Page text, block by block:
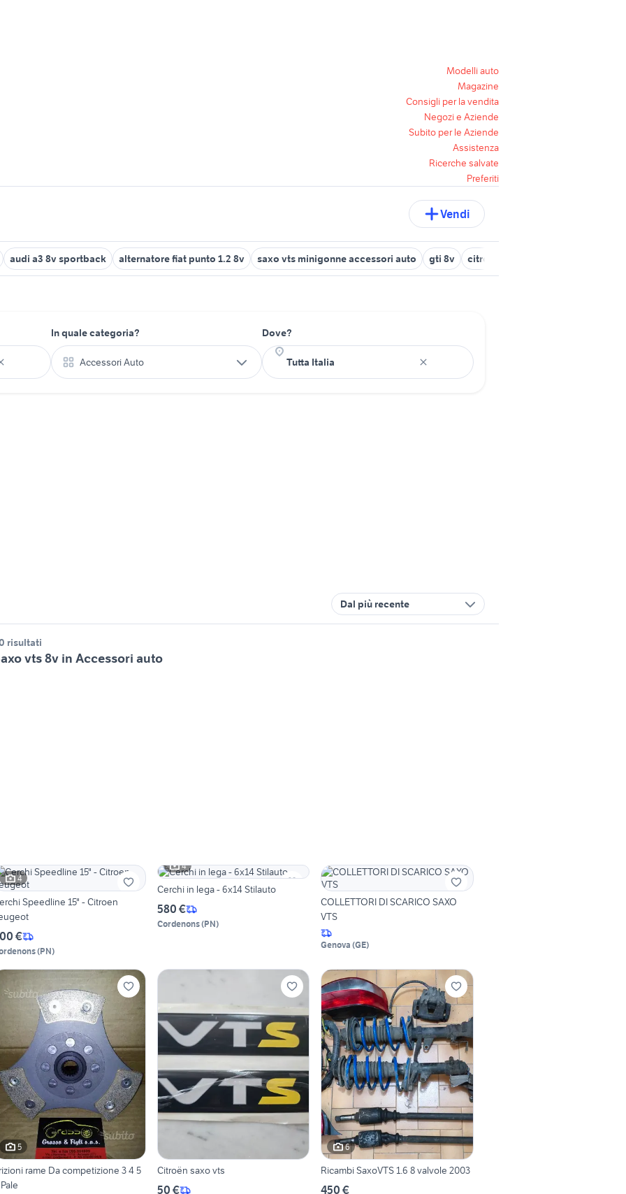
Modelli auto
Magazine
Consigli per la vendita
Negozi e Aziende
Subito per le Aziende
Assistenza
Ricerche salvate
Preferiti
Vendi
audi a3 8v sportback alternatore fiat punto 1.2 8v saxo vts minigonne accessori auto gti 8v citroen saxo vts
In quale categoria?
Accessori Auto
Dove?
Dal più recente
risultati
vts 8v in Accessori auto
4
Speedline 15" - Citroen
€
(PN)
4
Cerchi in lega - 6x14 Stilauto
580 €
Cordenons(PN)
COLLETTORI DI SCARICO SAXO
VTS
Genova (GE)
5
rame Da competizione 3 4 5
Citroën saxo vts
50 €
6
Ricambi SaxoVTS 1.6 8 valvole 2003
450 €